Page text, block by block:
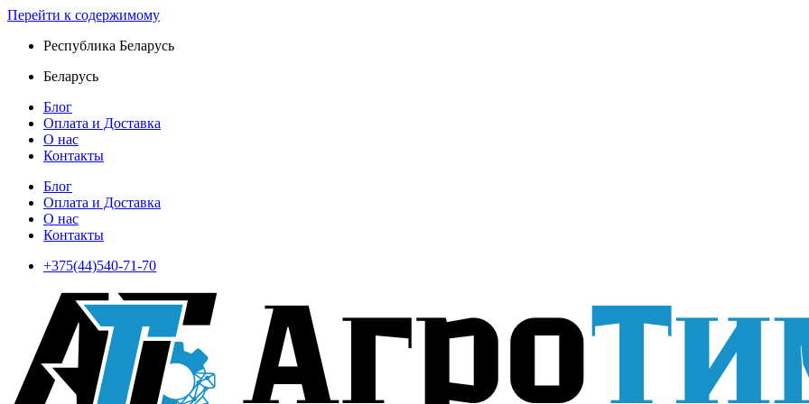
Перейти к содержимому
Республика Беларусь
Беларусь
Блог
Оплата и Доставка
О нас
Контакты
Блог
Оплата и Доставка
О нас
Контакты
+375(44)540-71-70